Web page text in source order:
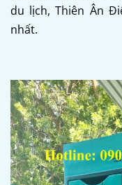
du lịch, Thiên Ân
nhất.